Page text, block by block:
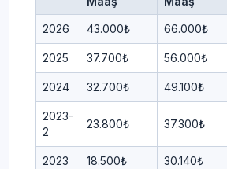
2026 43.000₺ 66.000₺
2025 37.700₺ 56.000₺
2024 32.700₺ 49.100₺
2023-
2
23.800₺ 37.300₺
2023 18.500₺ 30.140₺